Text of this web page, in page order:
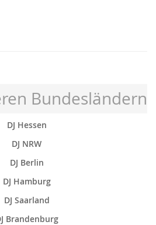
Bundesländern
DJ Hessen
DJ NRW
DJ Berlin
DJ Hamburg
DJ Saarland
Brandenburg